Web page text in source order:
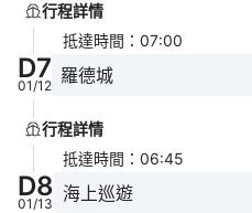
行程詳情
抵達時間 ： 07:00
D7
01/12 羅德城
行程詳情
抵達時間 ： 06:45
D8
01/13 海上巡遊